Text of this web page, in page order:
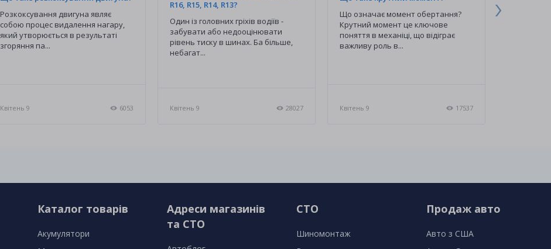
Розкоксування двигуна являє
собою процес видалення нагару,
який утворюється в результаті
згоряння па...
Квітень 9 6053
R16, R15, R14, R13?
Один із головних гріхів водіїв -
забувати або недооцінювати
рівень тиску в шинах. Ба більше,
небагат...
Квітень 9 28027
Що означає момент обертання?
Крутний момент це ключове
поняття в механіці, що відіграє
важливу роль в...
Квітень 9 17537
Каталог товарів
Акумулятори
Адреси магазинів
та СТО
СТО
Шиномонтаж
Продаж авто
Авто з США